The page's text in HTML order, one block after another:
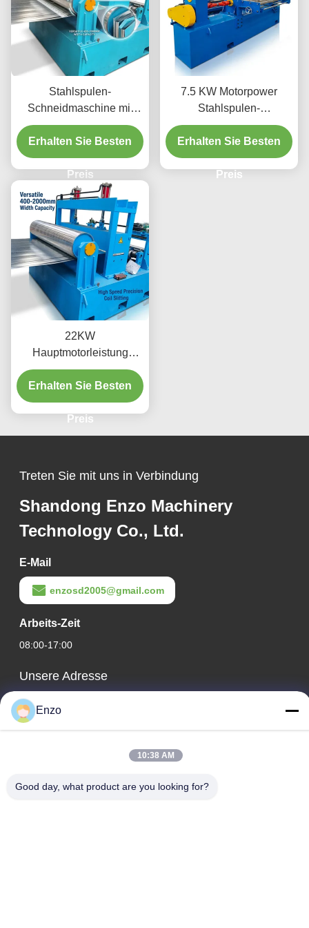
Stahlspulen-
Schneidmaschine mit
400-2000 mm
Plattenbreite und
Hochgeschwindigkeits-
Stahl (HSS) -Klingen,
angetrieben von 22 kW
Hauptmotor
Erhalten Sie Besten
Preis
7.5 KW Motorpower
Stahlspulen-
Schneidmaschine mit 500
mm Mindestspulenbreite
und PLC-
Steuerungssystem
Erhalten Sie Besten
Preis
22KW
Hauptmotorleistung
Stahlspulen-
Schneidemaschine mit
einem
Plattenbreitenbereich von
400-2000 mm und
hl (HSS)-Klingen
Erhalten Sie Besten
Preis
Treten Sie mit uns in Verbindung
Shandong Enzo Machinery
Technology Co., Ltd.
E-Mail
enzosd2005@gmail.com
Arbeits-Zeit
08:00-17:00
Unsere Adresse
Adresse des Unternehmens
Nr. 599, Zhangbei Road, Huantai County, Zibo City, Provinz
Nr. 553, Zhangbei Road, Huantai County, Stadt Zibo, Provinz
Enzo
10:38 AM
Good day, what product are you looking for?